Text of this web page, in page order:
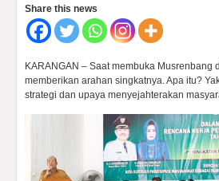
Share this news
KARANGAN – Saat membuka
memberikan arahan singkatnya. Apa itu?
strategi dan upaya menyejahterakan